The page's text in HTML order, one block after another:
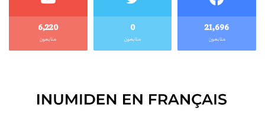
21٬696
متابعون
0
متابعون
6٬220
متابعون